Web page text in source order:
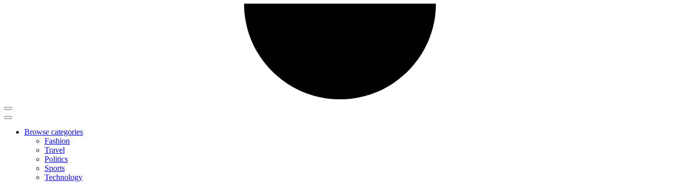
Browse categories
Fashion
Travel
Politics
Sports
Technology